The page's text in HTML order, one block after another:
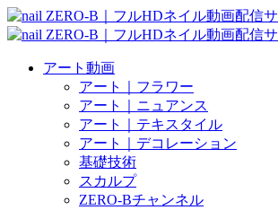
アート動画
アート｜フラワー
アート｜ニュアンス
アート｜テキスタイル
アート｜デコレーション
基礎技術
スカルプ
ZERO-Bチャンネル